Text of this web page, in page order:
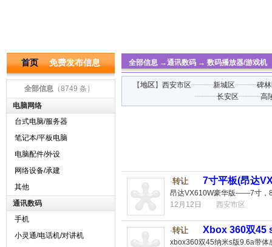
首页 免费发布信息
全部信息 （8749 条）
电脑网络
台式电脑/服务器
笔记本/平板电脑
电脑配件/外设
网络设备/承建
其他
通讯数码
手机
小灵通/电话机/对讲机
全部信息 →通讯数码 → 数码播放器/游戏机
【地区】 西安市区┈┈┈新城区┈┈┈碑
┈┈┈长安区┈┈┈高
·转让 7寸平板(昂达
昂达VX610W豪华版——7寸，
12月12日
西安市区
·转让 Xbox 360双45
xbox360双45纳米s版9.6a带体